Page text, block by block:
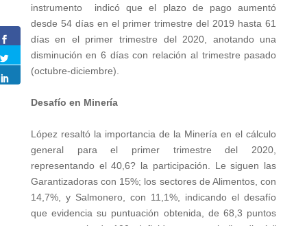
instrumento indicó que el plazo de pago aumentó
desde 54 días en el primer trimestre del 2019 hasta 61
días en el primer trimestre del 2020, anotando una
disminución en 6 días con relación al trimestre pasado
(octubre-diciembre).
Desafío en Minería
López resaltó la importancia de la Minería en el cálculo
general para el primer trimestre del 2020,
representando el 40,6? la participación. Le siguen las
Garantizadoras con 15%; los sectores de Alimentos, con
14,7%, y Salmonero, con 11,1%, indicando el desafío
que evidencia su puntuación obtenida, de 68,3 puntos